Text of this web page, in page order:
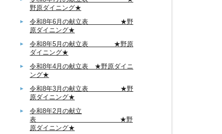
野原ダイニング★
令和8年6月の献立表 ★野
原ダイニング★
令和8年5月の献立表 ★野原
ダイニング★
令和8年4月の献立表 ★野原ダイニ
ング★
令和8年3月の献立表 ★野
原ダイニング★
令和8年2月の献立
表 ★野
原ダイニング★